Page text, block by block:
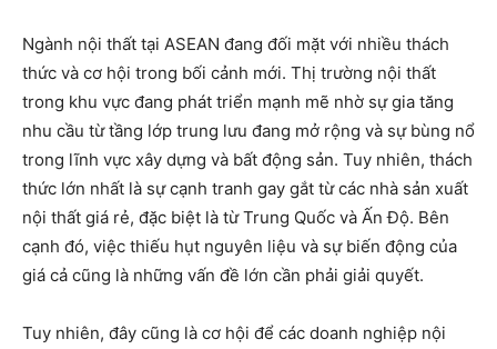
Ngành nội thất tại ASEAN đang đối mặt với nhiều thách
thức và cơ hội trong bối cảnh mới. Thị trường nội thất
trong khu vực đang phát triển mạnh mẽ nhờ sự gia tăng
nhu cầu từ tầng lớp trung lưu đang mở rộng và sự bùng nổ
trong lĩnh vực xây dựng và bất động sản. Tuy nhiên, thách
thức lớn nhất là sự cạnh tranh gay gắt từ các nhà sản xuất
nội thất giá rẻ, đặc biệt là từ Trung Quốc và Ấn Độ. Bên
cạnh đó, việc thiếu hụt nguyên liệu và sự biến động của
giá cả cũng là những vấn đề lớn cần phải giải quyết.
Tuy nhiên, đây cũng là cơ hội để các doanh nghiệp nội